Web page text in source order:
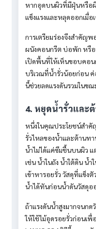
หากอุดบนผิวที่มีฝุ่นหรือ
แข็งแรงและหลุดออกเมื่อ
การเตรียมร่องจึงสำคัญพ
ผนังคอนกรีต บ่อพัก หรือ
เปิดพื้นที่ให้เห็นขอบคอน
บริเวณที่น้ำรั่วน้อยก่อน ค่
นี้ช่วยลดแรงดันรวมในข
4. หยุดน้ำรั่วและ
หนึ่งในคุณประโยชน์สำคั
รั่วไหลของน้ำและต้านท
น้ำไม่ได้แค่ซึมชื้นบนผิว แ
เช่น น้ำในถัง น้ำใต้ดิน น้
เข้าหารอยรั่ว วัสดุที่แข็ง
น้ำได้ทันก่อนน้ำดันวัสดุอ
ถ้าแรงดันน้ำสูงมากจนก
ให้ใช้ไม้อุดรอยรั่วก่อนเ